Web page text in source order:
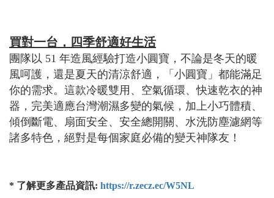
買對一台，四季舒適好生活
團隊以 51 年造風經驗打造小圓寶，不論是冬天的暖
風呵護，還是夏天的清涼舒適，「小圓寶」都能滿足
你的需求。這款冷暖雙用、空氣循環、快速乾衣的神
器，完美適應台灣潮濕多變的氣候，加上小巧體積、
傾倒斷電、扇面安全、安全總開關、水洗防塵濾網等
諸多特色，絕對是每個家庭必備的變天神隊友！
* 了解更多產品資訊: https://r.zecz.ec/W5NL